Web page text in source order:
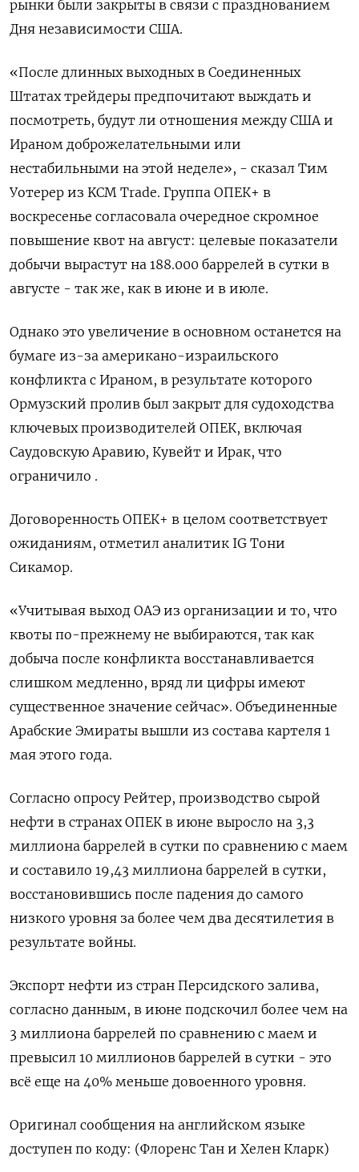
рынки были закрыты ‌в связи с празднованием
Дня независимости ‌США.
«После длинных выходных в Соединенных
Штатах трейдеры предпочитают выждать и
посмотреть, будут ли отношения между ​США и
Ираном доброжелательными или
нестабильными на этой неделе», - сказал Тим
Уотерер из ‌KCM Trade. Группа ОПЕК+ в
воскресенье согласовала очередное скромное
повышение квот на август: ​целевые показатели
добычи вырастут на 188.000 баррелей в сутки в
августе - так же, как ‌в июне и в июле.
Однако это увеличение в основном останется на
бумаге из-за американо-израильского
конфликта с Ираном, в результате которого
Ормузский пролив был закрыт ​для судоходства
ключевых производителей ОПЕК, ​включая
Саудовскую Аравию, ‌Кувейт и Ирак, что
ограничило .
Договоренность ОПЕК+ в целом соответствует
ожиданиям, отметил аналитик IG Тони ​
Сикамор.
«Учитывая выход ОАЭ из организации и то, что
квоты по-прежнему не выбираются, так как
добыча после конфликта восстанавливается
слишком медленно, вряд ли цифры имеют
существенное значение сейчас». Объединенные
Арабские Эмираты вышли из состава картеля 1
мая этого года.
Согласно опросу Рейтер, производство сырой
нефти в странах ОПЕК в июне выросло на 3,3
миллиона баррелей в сутки по сравнению с маем
и ​составило 19,43 миллиона баррелей ⁠в сутки,
восстановившись после падения до самого
низкого уровня за более чем два десятилетия в
результате войны.
Экспорт нефти из ‌стран Персидского залива,
согласно данным, в июне подскочил более чем на
3 ‌миллиона баррелей по сравнению с маем и
превысил 10 миллионов баррелей в сутки - это ​
всё еще на 40% меньше довоенного уровня.
Оригинал сообщения на английском ‌языке
доступен по коду: (Флоренс Тан и Хелен Кларк)